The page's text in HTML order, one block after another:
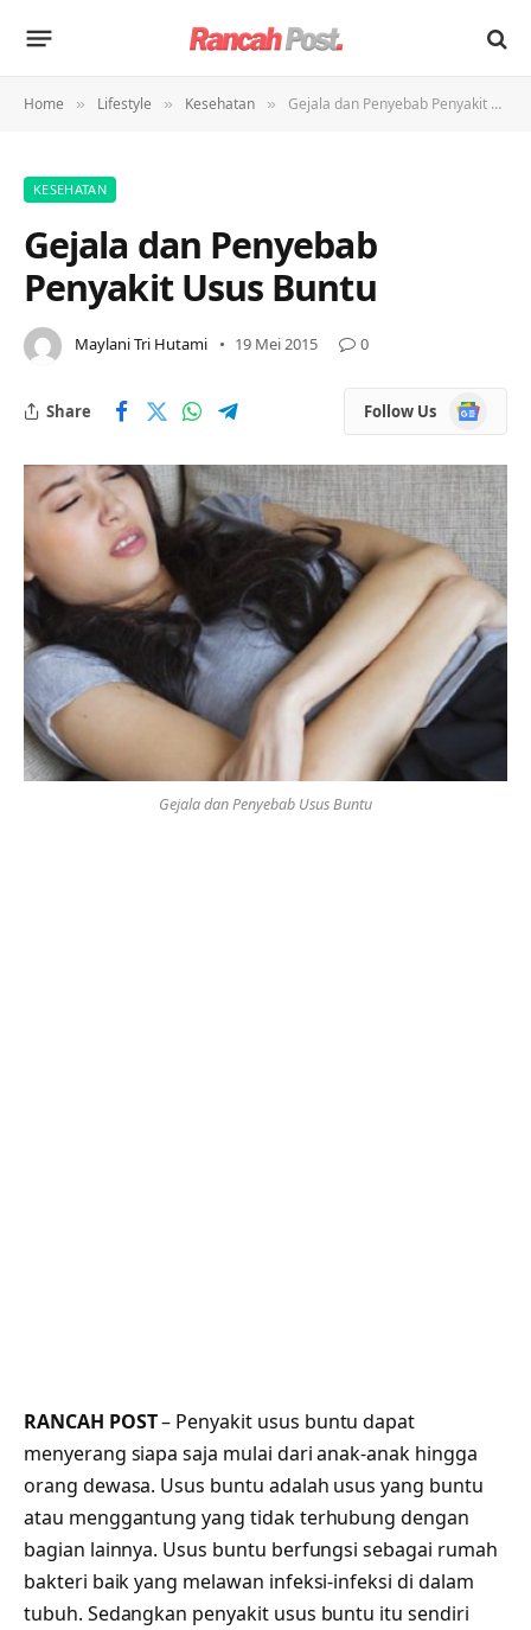
Home » Lifestyle » Kesehatan » Gejala dan Penyebab Penyakit Usus Buntu
KESEHATAN
Gejala dan Penyebab
Penyakit Usus Buntu
Maylani Tri Hutami 19 Mei 2015 0
Share Follow Us
Google
News
Gejala dan Penyebab Usus Buntu
RANCAH POST– Penyakit usus buntu dapat
menyerang siapa saja mulai dari anak-anak hingga
orang dewasa. Usus buntu adalah usus yang buntu
atau menggantung yang tidak terhubung dengan
bagian lainnya. Usus buntu berfungsi sebagai rumah
bakteri baik yang melawan infeksi-infeksi di dalam
tubuh. Sedangkan penyakit usus buntu itu sendiri